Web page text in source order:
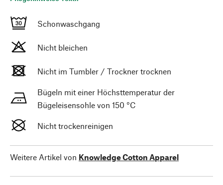
Schonwaschgang
Nicht bleichen
Nicht im Tumbler / Trockner trocknen
Bügeln mit einer Höchsttemperatur der
Bügeleisensohle von 150 °C
Nicht trockenreinigen
Weitere Artikel von Knowledge Cotton Apparel